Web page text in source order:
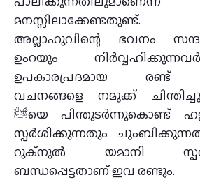
അല്ലാഹുവിന്റെ ഭവനം
ഉംറയും
ഉപകാരപ്രദമായ രണ്ട്
വചനങ്ങളെ നമുക്ക്
ﷺയെ പിന്തുടർന്നുകൊണ്ട് ഹജറുൽ അസ്‌വദ്
സ്പർശിക്കുന്നതും
റുക്നുൽ യമാനി
ബന്ധപ്പെട്ടതാണ് ഇവ രണ്ടും.